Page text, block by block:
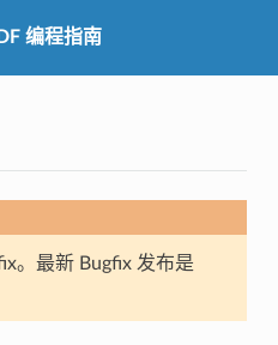
编程指南
。最新 Bugfix 发布是